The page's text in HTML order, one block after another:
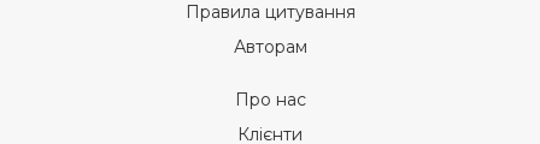
Правила цитування
Авторам
Про нас
Клієнти